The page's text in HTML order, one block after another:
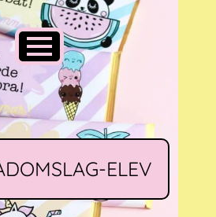
ELEV